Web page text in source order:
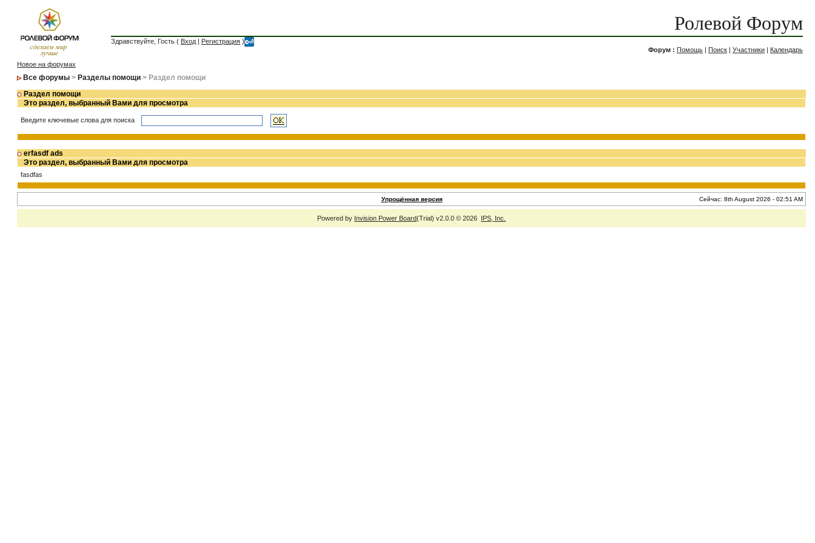
Ролевой Форум
Здравствуйте, Гость ( Вход | Регистрация )
Форум : Помощь | Поиск | Участники | Календарь
Новое на форумах
Все форумы > Разделы помощи > Раздел помощи
Раздел помощи
Это раздел, выбранный Вами для просмотра
Введите ключевые слова для поиска
erfasdf ads
Это раздел, выбранный Вами для просмотра
fasdfas
Упрощённая версия Сейчас: 8th August 2026 - 02:51 AM
Powered by Invision Power Board(Trial) v2.0.0 © 2026 IPS, Inc.